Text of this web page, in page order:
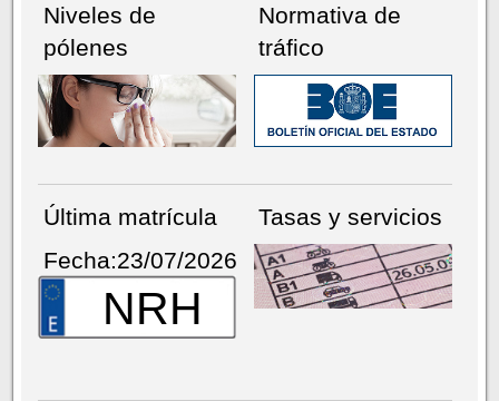
Niveles de
pólenes
Normativa de
tráfico
Última matrícula
Fecha:23/07/2026
NRH
Tasas y servicios